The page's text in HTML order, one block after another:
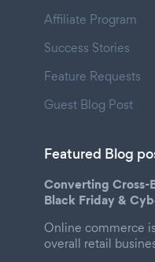
Affiliate Program
Success Stories
Feature Requests
Guest Blog Post
Featured Blog
Converting Cross-
Black Friday &
Online commerce
overall retail